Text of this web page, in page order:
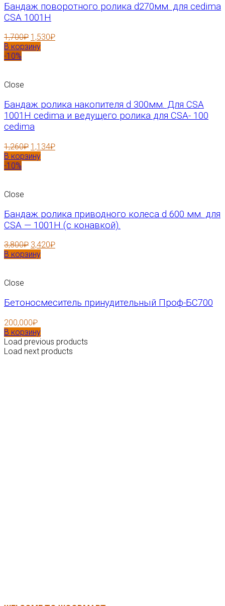
Бандаж поворотного ролика d270мм. для cedima
CSA 1001H
1,700₽ 1,530₽
В корзину
-10%
Close
Бандаж ролика накопителя d 300мм. Для CSA
1001H cedima и ведущего ролика для CSA- 100
cedima
1,260₽ 1,134₽
В корзину
-10%
Close
Бандаж ролика приводного колеса d 600 мм. для
CSA — 1001H (с конавкой).
3,800₽ 3,420₽
В корзину
Close
Бетоносмеситель принудительный Проф-БС700
200,000₽
В корзину
Load previous products
Load next products